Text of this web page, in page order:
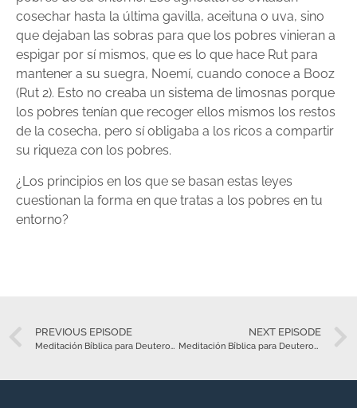
cosechar hasta la última gavilla, aceituna o uva, sino
que dejaban las sobras para que los pobres vinieran a
espigar por sí mismos, que es lo que hace Rut para
mantener a su suegra, Noemí, cuando conoce a Booz
(Rut 2). Esto no creaba un sistema de limosnas porque
los pobres tenían que recoger ellos mismos los restos
de la cosecha, pero sí obligaba a los ricos a compartir
su riqueza con los pobres.
¿Los principios en los que se basan estas leyes
cuestionan la forma en que tratas a los pobres en tu
entorno?
PREVIOUS EPISODE
Meditación Bíblica para Deuteronomio 23 – Junio 18
NEXT EPISODE
Meditación Bíblica para Deuteronomio 25 – Junio 20